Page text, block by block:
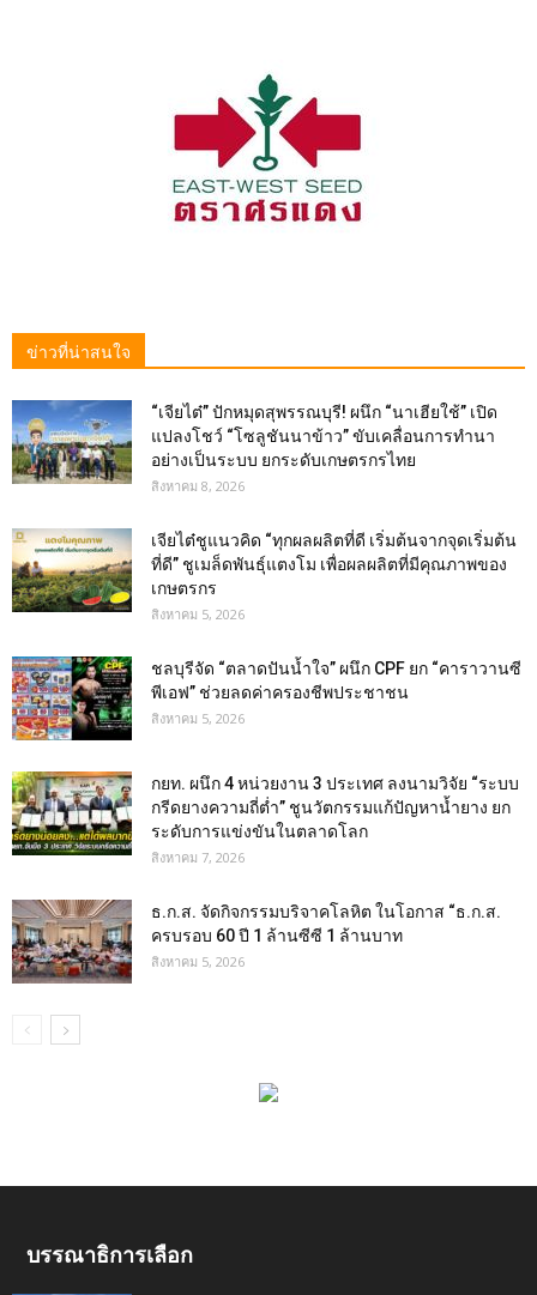
ข่าวที่น่าสนใจ
“เจียไต๋” ปักหมุดสุพรรณบุรี! ผนึก “นาเฮียใช้” เปิด
แปลงโชว์ “โซลูชันนาข้าว” ขับเคลื่อนการทำนา
อย่างเป็นระบบ ยกระดับเกษตรกรไทย
สิงหาคม 8, 2026
เจียไต๋ชูแนวคิด “ทุกผลผลิตที่ดี เริ่มต้นจากจุดเริ่มต้น
ที่ดี” ชูเมล็ดพันธุ์แตงโม เพื่อผลผลิตที่มีคุณภาพของ
เกษตรกร
สิงหาคม 5, 2026
ชลบุรีจัด “ตลาดปันน้ำใจ” ผนึก CPF ยก “คาราวานซี
พีเอฟ” ช่วยลดค่าครองชีพประชาชน
สิงหาคม 5, 2026
กยท. ผนึก 4 หน่วยงาน 3 ประเทศ ลงนามวิจัย “ระบบ
กรีดยางความถี่ต่ำ” ชูนวัตกรรมแก้ปัญหาน้ำยาง ยก
ระดับการแข่งขันในตลาดโลก
สิงหาคม 7, 2026
ธ.ก.ส. จัดกิจกรรมบริจาคโลหิต ในโอกาส “ธ.ก.ส.
ครบรอบ 60 ปี 1 ล้านซีซี 1 ล้านบาท
สิงหาคม 5, 2026
บรรณาธิการเลือก